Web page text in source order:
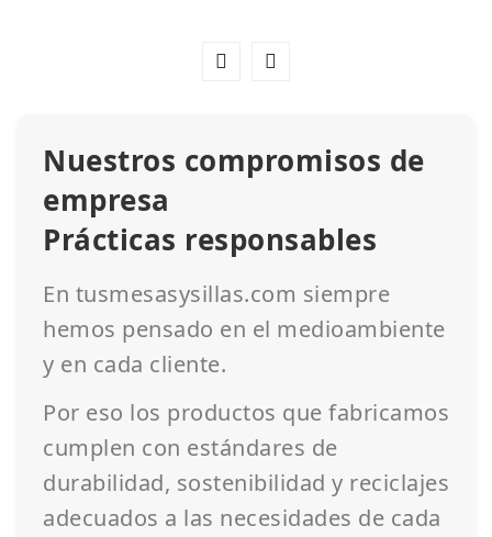
Nuestros compromisos de
empresa
Prácticas responsables
En tusmesasysillas.com siempre
hemos pensado en el medioambiente
y en cada cliente.
Por eso los productos que fabricamos
cumplen con estándares de
durabilidad, sostenibilidad y reciclajes
adecuados a las necesidades de cada